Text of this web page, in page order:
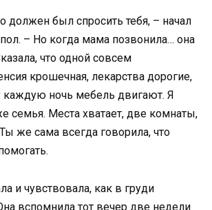
должен был спросить тебя, – начал
– Но когда мама позвонила… она
что одной совсем
крошечная, лекарства дорогие,
каждую ночь мебель двигают. Я
семья. Места хватает, две комнаты,
же сама всегда говорила, что
и чувствовала, как в груди
вспомнила тот вечер две недели